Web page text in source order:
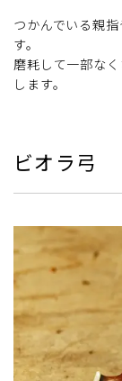
つかんでいる親
す。
磨耗して一部な
します。
ビオラ弓